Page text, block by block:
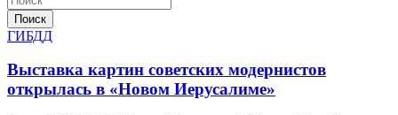
Поиск
ГИБДД
Выставка картин советских модернистов
открылась в «Новом Иерусалиме»